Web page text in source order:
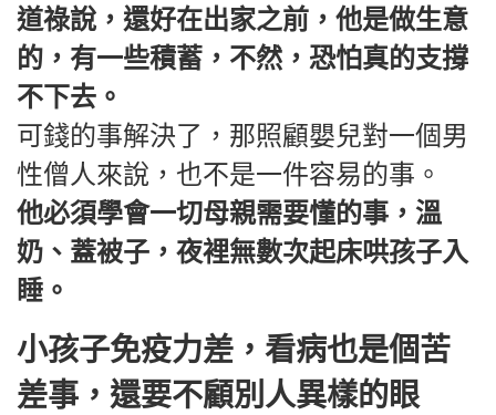
道祿說，還好在出家之前，他是做生意
的，有一些積蓄，不然，恐怕真的支撐
不下去。
可錢的事解決了，那照顧嬰兒對一個男
性僧人來說，也不是一件容易的事。
他必須學會一切母親需要懂的事，溫
奶、蓋被子，夜裡無數次起床哄孩子入
睡。
小孩子免疫力差，看病也是個苦
差事，還要不顧別人異樣的眼